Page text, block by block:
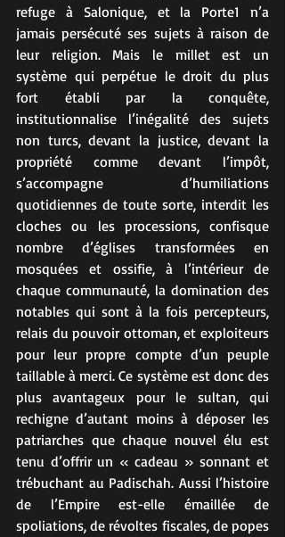
refuge à Salonique, et la Porte1 n’a
jamais persécuté ses sujets à raison de
leur religion. Mais le millet est un
système qui perpétue le droit du plus
fort établi par la conquête,
institutionnalise l’inégalité des sujets
non turcs, devant la justice, devant la
propriété comme devant l’impôt,
s’accompagne d’humiliations
quotidiennes de toute sorte, interdit les
cloches ou les processions, confisque
nombre d’églises transformées en
mosquées et ossifie, à l’intérieur de
chaque communauté, la domination des
notables qui sont à la fois percepteurs,
relais du pouvoir ottoman, et exploiteurs
pour leur propre compte d’un peuple
taillable à merci. Ce système est donc des
plus avantageux pour le sultan, qui
rechigne d’autant moins à déposer les
patriarches que chaque nouvel élu est
tenu d’offrir un « cadeau » sonnant et
trébuchant au Padischah. Aussi l’histoire
de l’Empire est-elle émaillée de
spoliations, de révoltes fiscales, de popes